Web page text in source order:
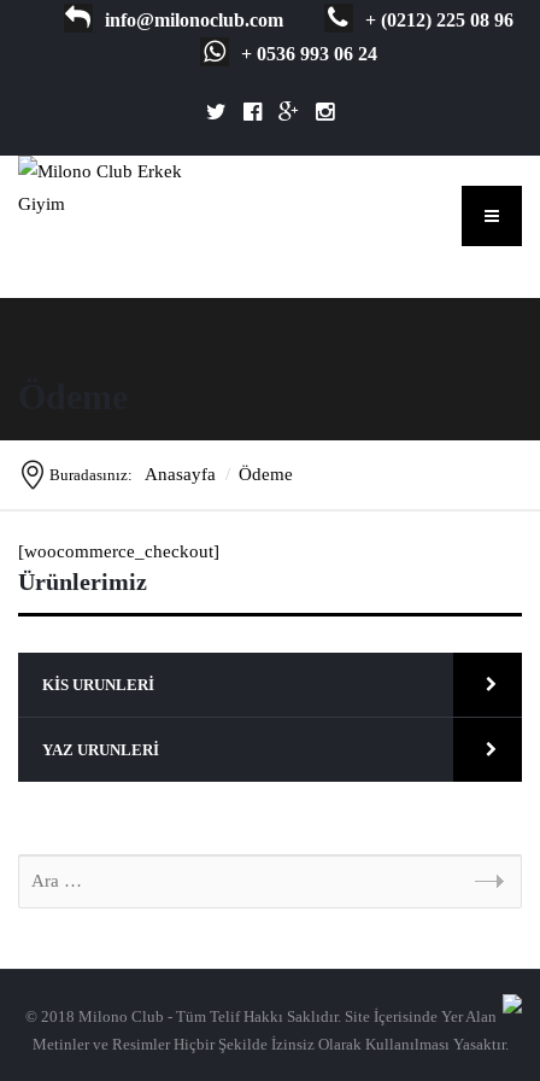
info@milonoclub.com
+ (0212) 225 08 96
+ 0536 993 06 24
Buradasınız: Anasayfa Ödeme
[woocommerce_checkout]
Ürünlerimiz
KIS URUNLERI
YAZ URUNLERI
© 2018 Milono Club - Tüm Telif Hakkı Saklıdır. Site İçerisinde Yer Alan
Metinler ve Resimler Hiçbir Şekilde İzinsiz Olarak Kullanılması Yasaktır.